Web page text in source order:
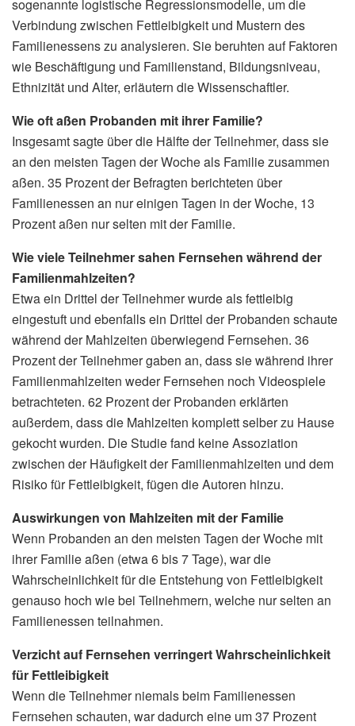
sogenannte logistische Regressionsmodelle, um die
Verbindung zwischen Fettleibigkeit und Mustern des
Familienessens zu analysieren. Sie beruhten auf Faktoren
wie Beschäftigung und Familienstand, Bildungsniveau,
Ethnizität und Alter, erläutern die Wissenschaftler.
Wie oft aßen Probanden mit ihrer Familie?
Insgesamt sagte über die Hälfte der Teilnehmer, dass sie
an den meisten Tagen der Woche als Familie zusammen
aßen. 35 Prozent der Befragten berichteten über
Familienessen an nur einigen Tagen in der Woche, 13
Prozent aßen nur selten mit der Familie.
Wie viele Teilnehmer sahen Fernsehen während der
Familienmahlzeiten?
Etwa ein Drittel der Teilnehmer wurde als fettleibig
eingestuft und ebenfalls ein Drittel der Probanden schaute
während der Mahlzeiten überwiegend Fernsehen. 36
Prozent der Teilnehmer gaben an, dass sie während ihrer
Familienmahlzeiten weder Fernsehen noch Videospiele
betrachteten. 62 Prozent der Probanden erklärten
außerdem, dass die Mahlzeiten komplett selber zu Hause
gekocht wurden. Die Studie fand keine Assoziation
zwischen der Häufigkeit der Familienmahlzeiten und dem
Risiko für Fettleibigkeit, fügen die Autoren hinzu.
Auswirkungen von Mahlzeiten mit der Familie
Wenn Probanden an den meisten Tagen der Woche mit
ihrer Familie aßen (etwa 6 bis 7 Tage), war die
Wahrscheinlichkeit für die Entstehung von Fettleibigkeit
genauso hoch wie bei Teilnehmern, welche nur selten an
Familienessen teilnahmen.
Verzicht auf Fernsehen verringert Wahrscheinlichkeit
für Fettleibigkeit
Wenn die Teilnehmer niemals beim Familienessen
Fernsehen schauten, war dadurch eine um 37 Prozent